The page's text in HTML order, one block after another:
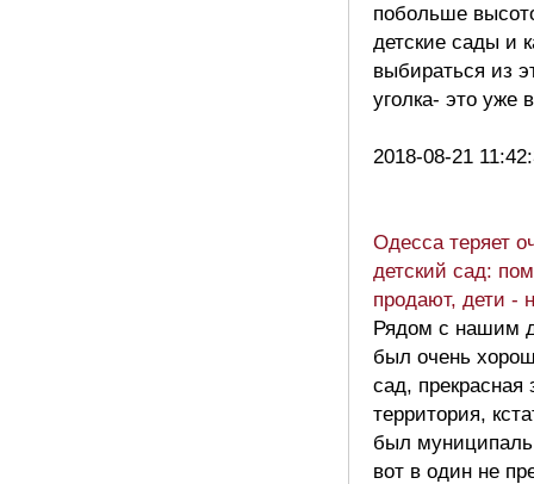
побольше
детские сады и
выбираться из
уголка- это уже
2018-08-21
Одесса теряет
детский сад:
продают, дети -
Рядом с нашим
был очень
сад, прекрасная
территория,
был
вот в один не